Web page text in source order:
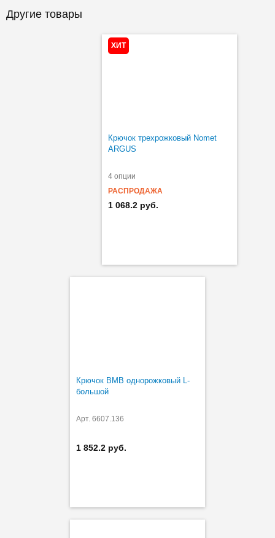
Другие товары
ХИТ
Крючок трехрожковый Nomet
ARGUS
4 опции
РАСПРОДАЖА
1 068.2 руб.
Крючок BMB однорожковый L-
большой
Арт. 6607.136
1 852.2 руб.